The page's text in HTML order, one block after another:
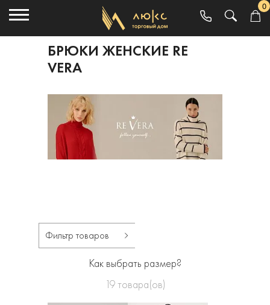
0
БРЮКИ ЖЕНСКИЕ RE
VERA
Фильтр товаров
Как выбрать размер?
19товара(ов)